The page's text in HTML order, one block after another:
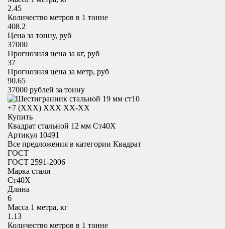
2.45
Количество метров в 1 тонне
408.2
Цена за тонну, руб
37000
Прогнозная цена за кг, руб
37
Прогнозная цена за метр, руб
90.65
37000 рублей за тонну
+7 (XXX) ХХХ ХХ-ХХ
Купить
Квадрат стальной 12 мм Ст40Х
Артикул 10491
Все предложения в категории Квадрат
ГОСТ
ГОСТ 2591-2006
Марка стали
Ст40Х
Длина
6
Масса 1 метра, кг
1.13
Количество метров в 1 тонне